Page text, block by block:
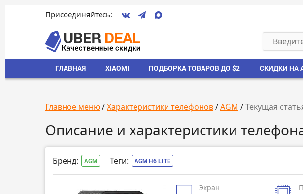
Присоединяйтесь:
ГЛАВНАЯ XIAOMI ПОДБОРКА ТОВАРОВ ДО $2 СКИДКИ НА
Главное меню/Характеристики телефонов/AGM /Текущая
Описание и характеристики
Бренд: AGM Теги: AGM H6 LITE
Экран